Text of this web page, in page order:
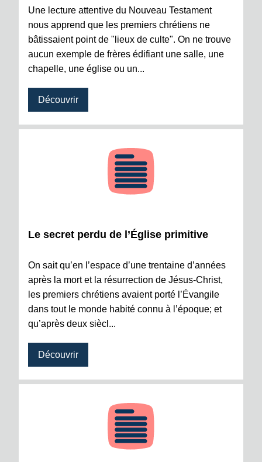
Une lecture attentive du Nouveau Testament
nous apprend que les premiers chrétiens ne
bâtissaient point de "lieux de culte". On ne trouve
aucun exemple de frères édifiant une salle, une
chapelle, une église ou un...
Découvrir
Le secret perdu de l’Église primitive
On sait qu’en l’espace d’une trentaine d’années
après la mort et la résurrection de Jésus-Christ,
les premiers chrétiens avaient porté l’Évangile
dans tout le monde habité connu à l’époque; et
qu’après deux siècl...
Découvrir